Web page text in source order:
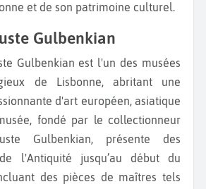
et de son patrimoine culturel.
Gulbenkian
de Lisbonne, abritant une
d'art européen, asiatique
fondé par le collectionneur
Gulbenkian, présente des
l'Antiquité jusqu’au début du
des pièces de maîtres tels